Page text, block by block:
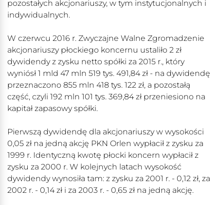
pozostałych akcjonariuszy, w tym instytucjonalnych i
indywidualnych.
W czerwcu 2016 r. Zwyczajne Walne Zgromadzenie
akcjonariuszy płockiego koncernu ustaliło 2 zł
dywidendy z zysku netto spółki za 2015 r., który
wyniósł 1 mld 47 mln 519 tys. 491,84 zł - na dywidendę
przeznaczono 855 mln 418 tys. 122 zł, a pozostałą
część, czyli 192 mln 101 tys. 369,84 zł przeniesiono na
kapitał zapasowy spółki.
Pierwszą dywidendę dla akcjonariuszy w wysokości
0,05 zł na jedną akcję PKN Orlen wypłacił z zysku za
1999 r. Identyczną kwotę płocki koncern wypłacił z
zysku za 2000 r. W kolejnych latach wysokość
dywidendy wynosiła tam: z zysku za 2001 r. - 0,12 zł, za
2002 r. - 0,14 zł i za 2003 r. - 0,65 zł na jedną akcję.